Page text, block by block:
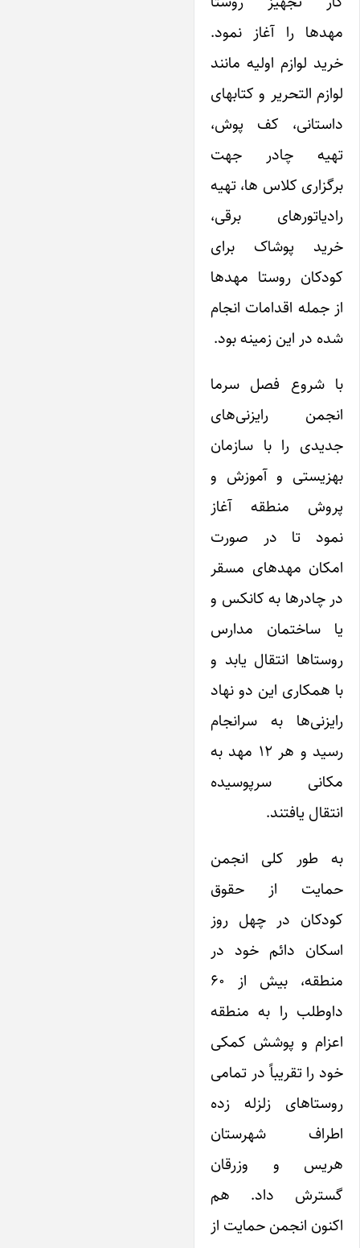
مهدها را آغاز نمود.
خرید لوازم اولیه مانند
لوازم التحریر و کتابهای
داستانی، کف پوش،
تهیه چادر جهت
برگزاری کلاس ها، تهیه
رادیاتورهای برقی،
خرید پوشاک برای
کودکان روستا مهدها
از جمله اقدامات انجام
شده در این زمینه بود.
با شروع فصل سرما
انجمن رایزنی‌های
جدیدی را با سازمان
بهزیستی و آموزش و
پروش منطقه آغاز
نمود تا در صورت
امکان مهدهای مسقر
در چادرها به کانکس و
یا ساختمان مدارس
روستاها انتقال یابد و
با همکاری این دو نهاد
رایزنی‌ها به سرانجام
رسید و هر ۱۲ مهد به
مکانی سرپوسیده
انتقال یافتند.
به طور کلی انجمن
حمایت از حقوق
کودکان در چهل روز
اسکان دائم خود در
منطقه، بیش از ۶۰
داوطلب را به منطقه
اعزام و پوشش کمکی
خود را تقریباً در تمامی
روستاهای زلزله زده
اطراف شهرستان
هریس و وزرقان
گسترش داد. هم
اکنون انجمن حمایت از